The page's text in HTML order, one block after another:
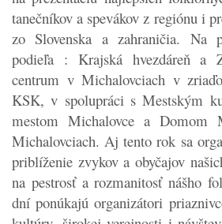
tanečníkov a spevákov z regiónu i
zo Slovenska a zahraničia. Na
podieľa : Krajská hvezdáreň a
centrum v Michalovciach v
KSK, v spolupráci s Mestským
mestom Michalovce a Domom
Michalovciach. Aj tento rok sa
priblíženie zvykov a obyčajov
na pestrosť a rozmanitosť nášho
dní ponúkajú organizátori